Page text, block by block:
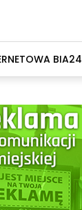
BIA24